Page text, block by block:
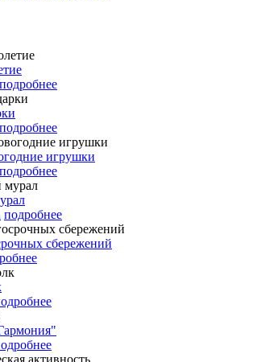
подробнее
подробнее
игрушки
подробнее
подробнее
сбережений